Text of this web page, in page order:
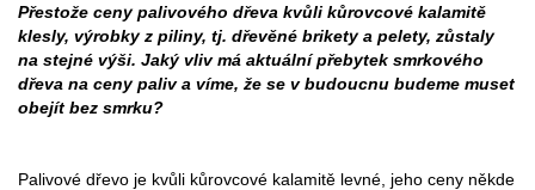
Přestože ceny palivového dřeva kvůli kůrovcové kalamitě
klesly, výrobky z piliny, tj. dřevěné brikety a pelety, zůstaly
na stejné výši. Jaký vliv má aktuální přebytek smrkového
dřeva na ceny paliv a víme, že se v budoucnu budeme muset
obejít bez smrku?
Palivové dřevo je kvůli kůrovcové kalamitě levné, jeho ceny někde